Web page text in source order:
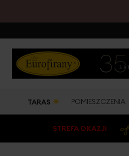
TARAS ☀ POMIESZCZENIA
STREFA OKAZJI